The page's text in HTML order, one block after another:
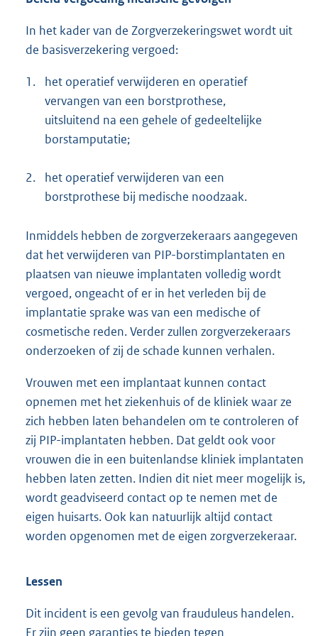
In het kader van de Zorgverzekeringswet wordt uit
de basisverzekering vergoed:
1.
het operatief verwijderen en operatief
vervangen van een borstprothese,
uitsluitend na een gehele of gedeeltelijke
borstamputatie;
2.
het operatief verwijderen van een
borstprothese bij medische noodzaak.
Inmiddels hebben de zorgverzekeraars aangegeven
dat het verwijderen van PIP-borstimplantaten en
plaatsen van nieuwe implantaten volledig wordt
vergoed, ongeacht of er in het verleden bij de
implantatie sprake was van een medische of
cosmetische reden. Verder zullen zorgverzekeraars
onderzoeken of zij de schade kunnen verhalen.
Vrouwen met een implantaat kunnen contact
opnemen met het ziekenhuis of de kliniek waar ze
zich hebben laten behandelen om te controleren of
zij PIP-implantaten hebben. Dat geldt ook voor
vrouwen die in een buitenlandse kliniek implantaten
hebben laten zetten. Indien dit niet meer mogelijk is,
wordt geadviseerd contact op te nemen met de
eigen huisarts. Ook kan natuurlijk altijd contact
worden opgenomen met de eigen zorgverzekeraar.
Lessen
Dit incident is een gevolg van frauduleus handelen.
Er zijn geen garanties te bieden tegen